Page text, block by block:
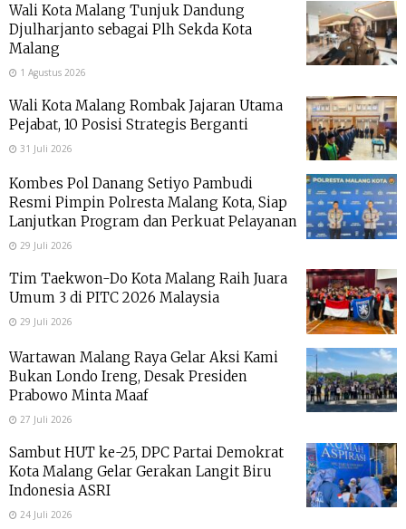
Wali Kota Malang Tunjuk Dandung
Djulharjanto sebagai Plh Sekda Kota
Malang
1 Agustus 2026
Wali Kota Malang Rombak Jajaran Utama
Pejabat, 10 Posisi Strategis Berganti
31 Juli 2026
Kombes Pol Danang Setiyo Pambudi
Resmi Pimpin Polresta Malang Kota, Siap
Lanjutkan Program dan Perkuat Pelayanan
29 Juli 2026
Tim Taekwon-Do Kota Malang Raih Juara
Umum 3 di PITC 2026 Malaysia
29 Juli 2026
Wartawan Malang Raya Gelar Aksi Kami
Bukan Londo Ireng, Desak Presiden
Prabowo Minta Maaf
27 Juli 2026
Sambut HUT ke-25, DPC Partai Demokrat
Kota Malang Gelar Gerakan Langit Biru
Indonesia ASRI
24 Juli 2026